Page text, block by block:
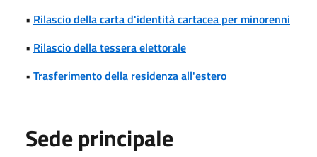
• Rilascio della carta d'identità cartacea per minorenni
• Rilascio della tessera elettorale
• Trasferimento della residenza all'estero
Sede principale